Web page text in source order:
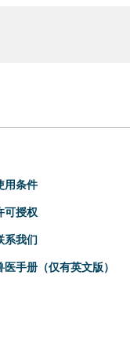
用条件
可授权
系我们
医手册（仅有英文版）